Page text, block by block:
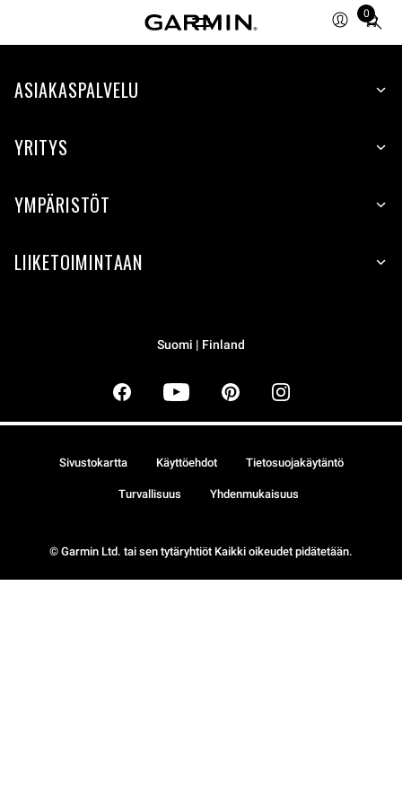
0
Total
items
cart:
ASIAKASPALVELU
YRITYS
YMPÄRISTÖT
LIIKETOIMINTAAN
Suomi | Finland
© Garmin Ltd. tai sen tytäryhtiöt Kaikki oikeudet pidätetään.
Sivustokartta Käyttöehdot Tietosuojakäytäntö
Turvallisuus Yhdenmukaisuus